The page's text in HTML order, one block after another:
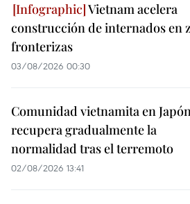
Vietnam acelera
construcción de internados en
fronterizas
03/08/2026 00:30
Comunidad vietnamita en
recupera gradualmente la
normalidad tras el terremoto
02/08/2026 13:41